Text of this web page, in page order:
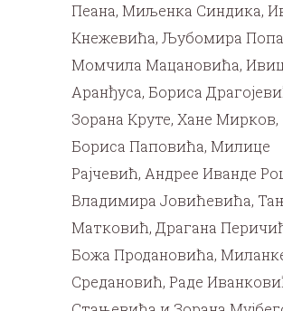
Пеана, Миљенка Синдика,
Кнежевића, Љубомира
Момчила Мацановића,
Аранђуса, Бориса
Зорана Круте, Хане Мирков,
Бориса Паповића, Милице
Рајчевић, Андрее Иванде
Владимира Јовићевића,
Матковић, Драгана
Божа Продановића,
Средановић, Раде